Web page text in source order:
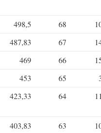
498,5 68
487,83 67
469 66
453 65
423,33 64
403,83 63